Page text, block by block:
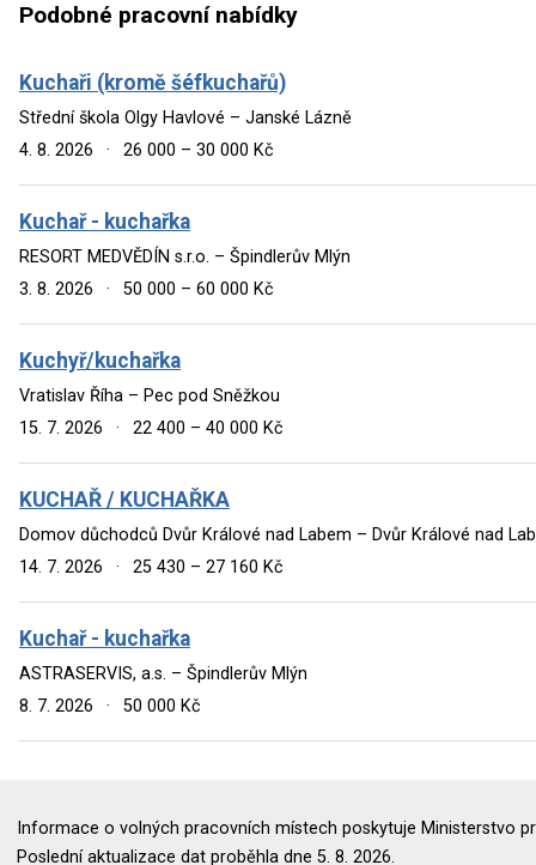
Podobné pracovní nabídky
Kuchaři (kromě šéfkuchařů)
Střední škola Olgy Havlové – Janské Lázně
4. 8. 2026
· 26 000 – 30 000 Kč
Kuchař - kuchařka
RESORT MEDVĚDÍN s.r.o. – Špindlerův Mlýn
3. 8. 2026
· 50 000 – 60 000 Kč
Kuchyř/kuchařka
Vratislav Říha – Pec pod Sněžkou
15. 7. 2026
· 22 400 – 40 000 Kč
KUCHAŘ / KUCHAŘKA
Domov důchodců Dvůr Králové nad Labem – Dvůr Králové nad
14. 7. 2026
· 25 430 – 27 160 Kč
Kuchař - kuchařka
ASTRASERVIS, a.s. – Špindlerův Mlýn
8. 7. 2026
· 50 000 Kč
Informace o volných pracovních místech poskytuje Ministerstvo
Poslední aktualizace dat proběhla dne 5. 8. 2026.